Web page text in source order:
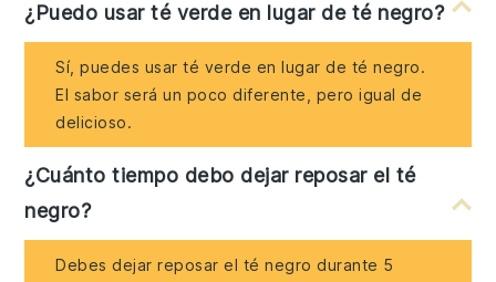
¿Puedo usar té verde en lugar de té negro?
Sí, puedes usar té verde en lugar de té negro.
El sabor será un poco diferente, pero igual de
delicioso.
¿Cuánto tiempo debo dejar reposar el té
negro?
Debes dejar reposar el té negro durante 5